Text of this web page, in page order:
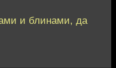
и блинами, да